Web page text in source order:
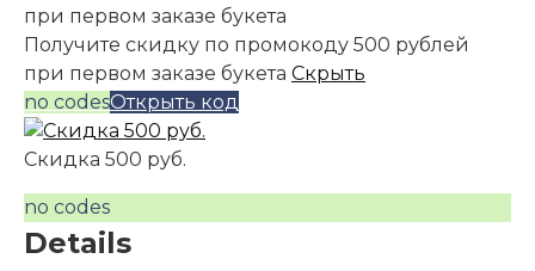
при первом заказе букета
Получите скидку по промокоду 500 рублей
при первом заказе букета Скрыть
no codesОткрыть код
Скидка 500 руб.
no codes
Details